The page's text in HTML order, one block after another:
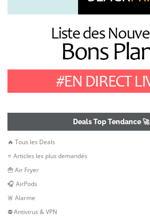
Deals Top Tendance 🚀
🔥 Tous les Deals
⭐ Articles les plus demandés
🍟 Air Fryer
🎧 AirPods
🚨 Alarme
⛔ Antivirus & VPN